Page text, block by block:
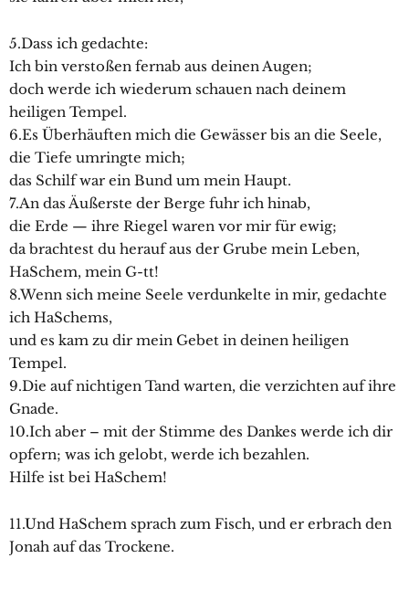
5.Dass ich gedachte:
Ich bin verstoßen fernab aus deinen Augen;
doch werde ich wiederum schauen nach deinem
heiligen Tempel.
6.Es Überhäuften mich die Gewässer bis an die Seele,
die Tiefe umringte mich;
das Schilf war ein Bund um mein Haupt.
7.An das Äußerste der Berge fuhr ich hinab,
die Erde — ihre Riegel waren vor mir für ewig;
da brachtest du herauf aus der Grube mein Leben,
HaSchem, mein G-tt!
8.Wenn sich meine Seele verdunkelte in mir, gedachte
ich HaSchems,
und es kam zu dir mein Gebet in deinen heiligen
Tempel.
9.Die auf nichtigen Tand warten, die verzichten auf ihre
Gnade.
10.Ich aber – mit der Stimme des Dankes werde ich dir
opfern; was ich gelobt, werde ich bezahlen.
Hilfe ist bei HaSchem!
11.Und HaSchem sprach zum Fisch, und er erbrach den
Jonah auf das Trockene.